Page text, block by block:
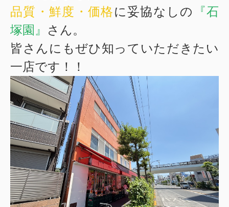
品質・鮮度・価格に妥協なしの
『石
塚園』
さん。
皆さんにもぜひ知っていただきたい
一店です！！